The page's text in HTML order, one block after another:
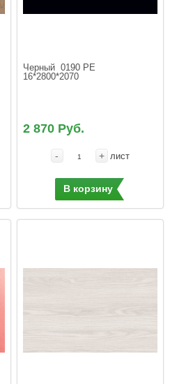
Черный  0190 РЕ
16*2800*2070
2 870 Руб.
- + лист
В корзину